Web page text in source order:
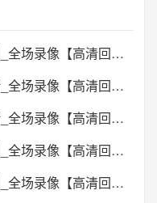
2026年06月14日 尼克斯VS马刺_全场录像【高清回放】
2026年06月11日 马刺VS尼克斯_全场录像【高清回放】
2026年06月09日 马刺VS尼克斯_全场录像【高清回放】
2026年06月06日 尼克斯VS马刺_全场录像【高清回放】
2026年06月04日 尼克斯VS马刺_全场录像【高清回放】